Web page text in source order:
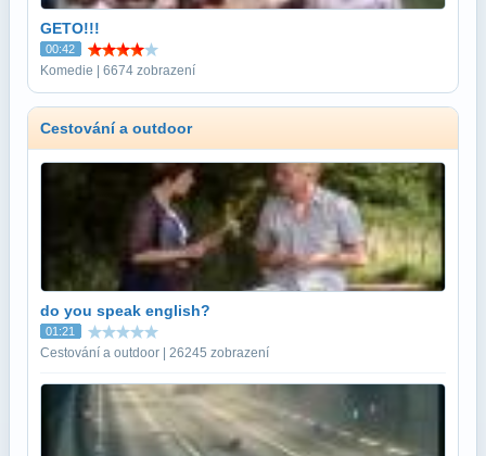
GETO!!!
00:42
Komedie | 6674 zobrazení
Cestování a outdoor
do you speak english?
01:21
Cestování a outdoor | 26245 zobrazení